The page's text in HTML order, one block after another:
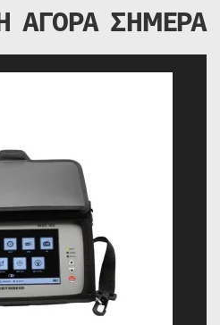
ΑΓΟΡΑ ΣΗΜΕΡΑ